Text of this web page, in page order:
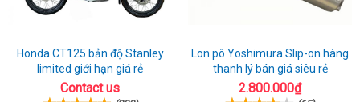
Honda CT125 bản độ Stanley
limited giới hạn giá rẻ
Contact us
Lon pô Yoshimura Slip-on hàng
thanh lý bán giá siêu rẻ
2.800.000₫